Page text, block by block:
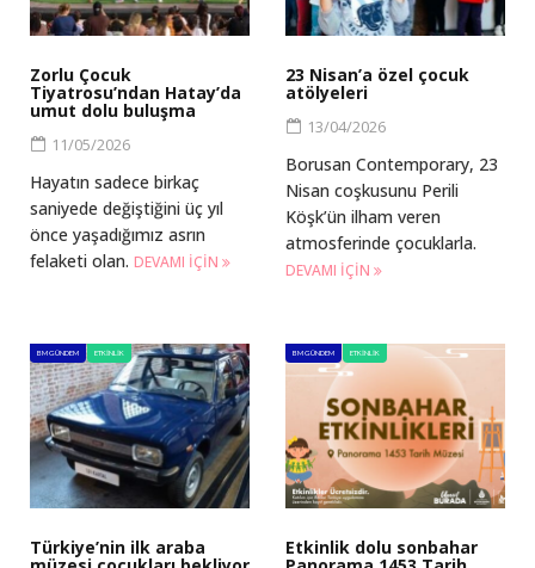
Zorlu Çocuk
Tiyatrosu’ndan Hatay’da
umut dolu buluşma
11/05/2026
Hayatın sadece birkaç
saniyede değiştiğini üç yıl
önce yaşadığımız asrın
felaketi olan. DEVAMI IÇIN
23 Nisan’a özel çocuk
atölyeleri
13/04/2026
Borusan Contemporary, 23
Nisan coşkusunu Perili
Köşk’ün ilham veren
atmosferinde çocuklarla.
DEVAMI IÇIN
BM GÜNDEM ETKINLIK
Türkiye’nin ilk araba
BM GÜNDEM ETKINLIK
Etkinlik dolu sonbahar